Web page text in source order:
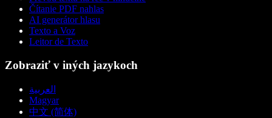
Čítanie PDF nahlas
AI generátor hlasu
Texto a Voz
Leitor de Texto
Zobraziť v iných jazykoch
العربية
Magyar
中文 (简体)